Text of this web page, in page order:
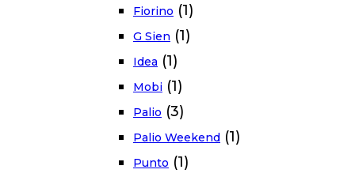
Fiorino (1)
G Sien (1)
Idea (1)
Mobi (1)
Palio (3)
Palio Weekend (1)
Punto (1)